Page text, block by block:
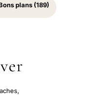
plans (189)